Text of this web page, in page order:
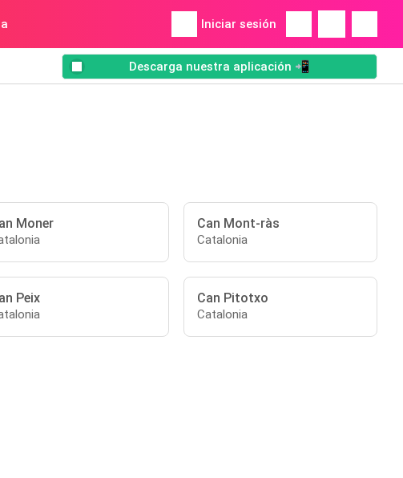
Iniciar sesión
Descarga nuestra aplicación 📲
Moner Can Mont-ràs
Catalonia
Peix Can Pitotxo
Catalonia